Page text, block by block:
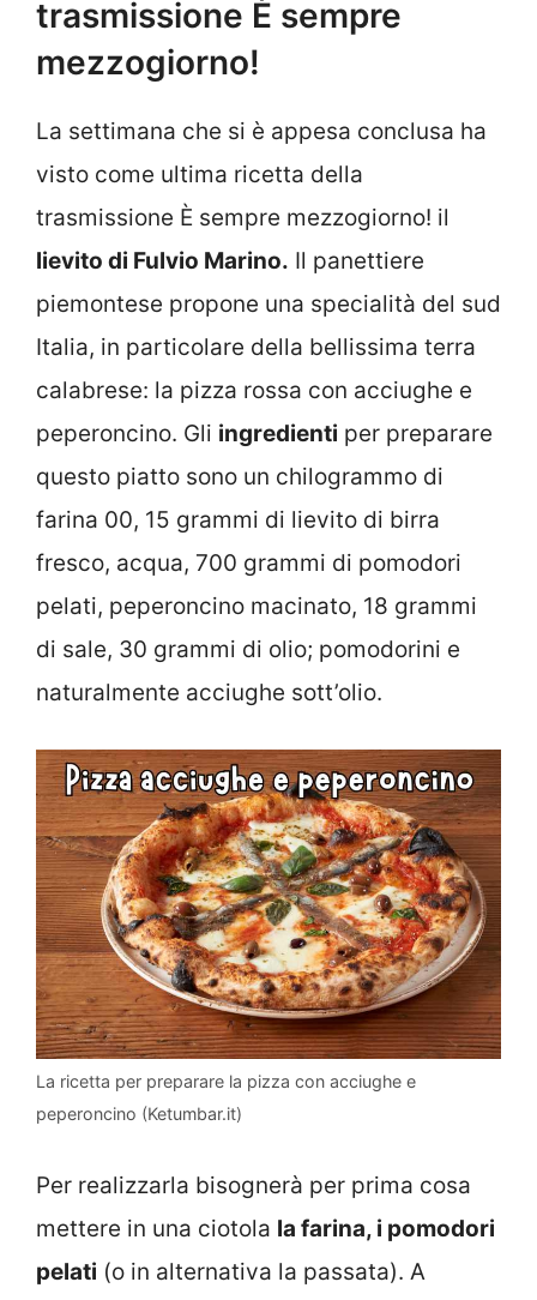
trasmissione È sempre
mezzogiorno!
La settimana che si è appesa conclusa ha
visto come ultima ricetta della
trasmissione È sempre mezzogiorno! il
lievito di Fulvio Marino. Il panettiere
piemontese propone una specialità del sud
Italia, in particolare della bellissima terra
calabrese: la pizza rossa con acciughe e
peperoncino. Gli ingredienti per preparare
questo piatto sono un chilogrammo di
farina 00, 15 grammi di lievito di birra
fresco, acqua, 700 grammi di pomodori
pelati, peperoncino macinato, 18 grammi
di sale, 30 grammi di olio; pomodorini e
naturalmente acciughe sott’olio.
La ricetta per preparare la pizza con acciughe e
peperoncino (Ketumbar.it)
Per realizzarla bisognerà per prima cosa
mettere in una ciotola la farina, i pomodori
pelati (o in alternativa la passata). A